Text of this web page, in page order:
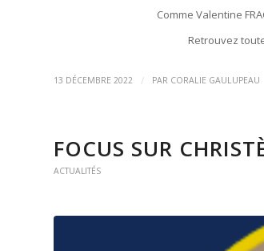
Comme Valentine
Retrouvez
13 DÉCEMBRE 2022 / PAR CORALIE GAULUPEAU
FOCUS SUR
ACTUALITÉS